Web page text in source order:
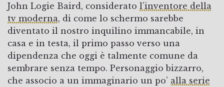
John Logie Baird, considerato l’inventore della
tv moderna, di come lo schermo sarebbe
diventato il nostro inquilino immancabile, in
casa e in testa, il primo passo verso una
dipendenza che oggi è talmente comune da
sembrare senza tempo. Personaggio bizzarro,
che associo a un immaginario un po’ alla serie